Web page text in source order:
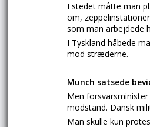
I stedet måtte man
om,
som man arbejdede
I Tyskland håbede
mod stræderne.
Munch satsede
Men
modstand. Dansk
Man skulle kun